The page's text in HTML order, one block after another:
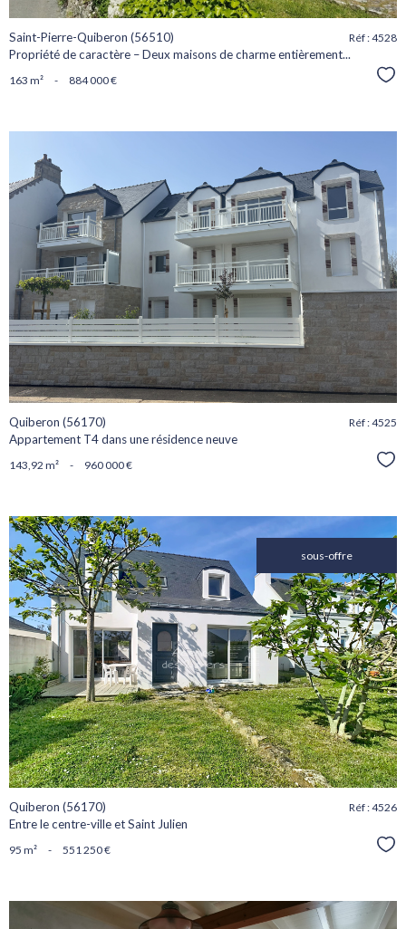
Saint-Pierre-Quiberon (56510)
Propriété de caractère – Deux maisons de charme entièrement...
Réf : 4528
163 m² - 884 000 €
voir le
bien
Quiberon (56170)
Appartement T4 dans une résidence neuve
Réf : 4525
143,92 m² - 960 000 €
sous-offre
voir le
bien
Quiberon (56170)
Entre le centre-ville et Saint Julien
Réf : 4526
95 m² - 551 250 €